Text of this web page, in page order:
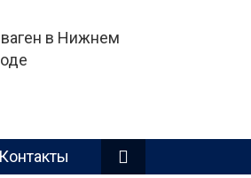
в Нижнем
Контакты